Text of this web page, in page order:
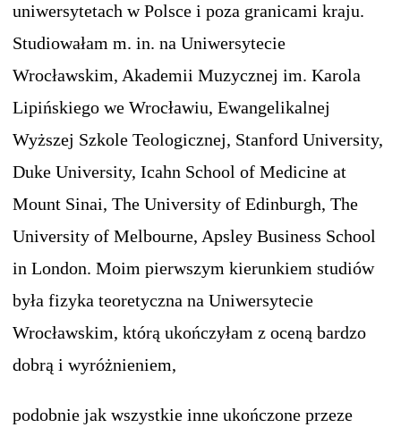
uniwersytetach w Polsce i poza granicami kraju.
Studiowałam m. in. na Uniwersytecie
Wrocławskim, Akademii Muzycznej im. Karola
Lipińskiego we Wrocławiu, Ewangelikalnej
Wyższej Szkole Teologicznej, Stanford University,
Duke University, Icahn School of Medicine at
Mount Sinai, The University of Edinburgh, The
University of Melbourne, Apsley Business School
in London. Moim pierwszym kierunkiem studiów
była fizyka teoretyczna na Uniwersytecie
Wrocławskim, którą ukończyłam z oceną bardzo
dobrą i wyróżnieniem,
podobnie jak wszystkie inne ukończone przeze